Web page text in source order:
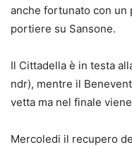
anche fortunato con
portiere su Sansone.
Il Cittadella è in testa
ndr), mentre il
vetta ma nel finale
Mercoledi il recupero